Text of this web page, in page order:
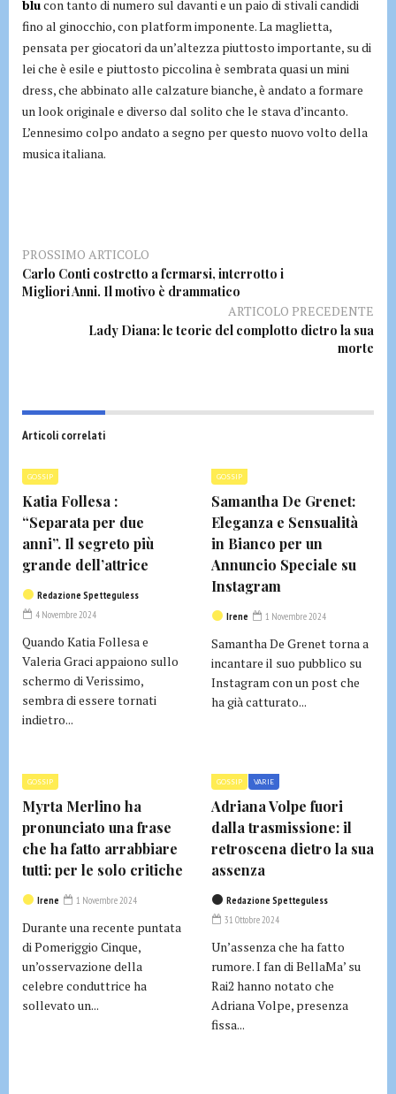
blucon tanto di numero sul davanti e un paio di stivali candidi
fino al ginocchio, con platform imponente. La maglietta,
pensata per giocatori da un’altezza piuttosto importante, su di
lei che è esile e piuttosto piccolina è sembrata quasi un mini
dress, che abbinato alle calzature bianche, è andato a formare
un look originale e diverso dal solito che le stava d’incanto.
L’ennesimo colpo andato a segno per questo nuovo volto della
musica italiana.
PROSSIMO ARTICOLO
Carlo Conti costretto a fermarsi, interrotto i
Migliori Anni. Il motivo è drammatico
ARTICOLO PRECEDENTE
Lady Diana: le teorie del complotto dietro la sua
morte
Articoli correlati
GOSSIP
Katia Follesa :
“Separata per due
anni”. Il segreto più
grande dell’attrice
Redazione Spetteguless
4 Novembre 2024
Quando Katia Follesa e
Valeria Graci appaiono sullo
schermo di Verissimo,
sembra di essere tornati
indietro...
GOSSIP
Samantha De Grenet:
Eleganza e Sensualità
in Bianco per un
Annuncio Speciale su
Instagram
Irene 1 Novembre 2024
Samantha De Grenet torna a
incantare il suo pubblico su
Instagram con un post che
ha già catturato...
GOSSIP
Myrta Merlino ha
pronunciato una frase
che ha fatto arrabbiare
tutti: per le solo critiche
Irene 1 Novembre 2024
Durante una recente puntata
di Pomeriggio Cinque,
un’osservazione della
celebre conduttrice ha
sollevato un...
GOSSIP VARIE
Adriana Volpe fuori
dalla trasmissione: il
retroscena dietro la sua
assenza
Redazione Spetteguless
31 Ottobre 2024
Un’assenza che ha fatto
rumore. I fan di BellaMa’ su
Rai2 hanno notato che
Adriana Volpe, presenza
fissa...